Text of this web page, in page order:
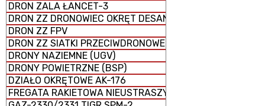
DRON ZALA ŁANCET-3
DRON ZZ DRONOWIEC OKRĘT DESANTOWY
DRON ZZ FPV
DRON ZZ SIATKI PRZECIWDRONOWE (antydronowe)
DRONY NAZIEMNE (UGV)
DRONY POWIETRZNE (BSP)
DZIAŁO OKRĘTOWE AK-176
FREGATA RAKIETOWA NIEUSTRASZYMYJ